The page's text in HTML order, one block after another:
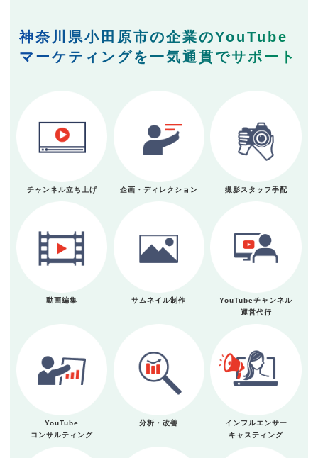
神奈川県小田原市の企業のYouTube
マーケティングを一気通貫でサポート
チャンネル立ち上げ 企画・ディレクション 撮影スタッフ手配
動画編集 サムネイル制作
YouTubeチャンネル
運営代行
YouTube
コンサルティング
分析・改善
インフルエンサー
キャスティング